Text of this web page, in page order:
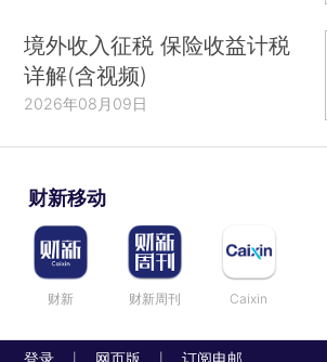
境外收入征税 保险收益计税
详解(含视频)
2026年08月09日
财新移动
财新 财新周刊 Caixin
登录 网页版 订阅电邮